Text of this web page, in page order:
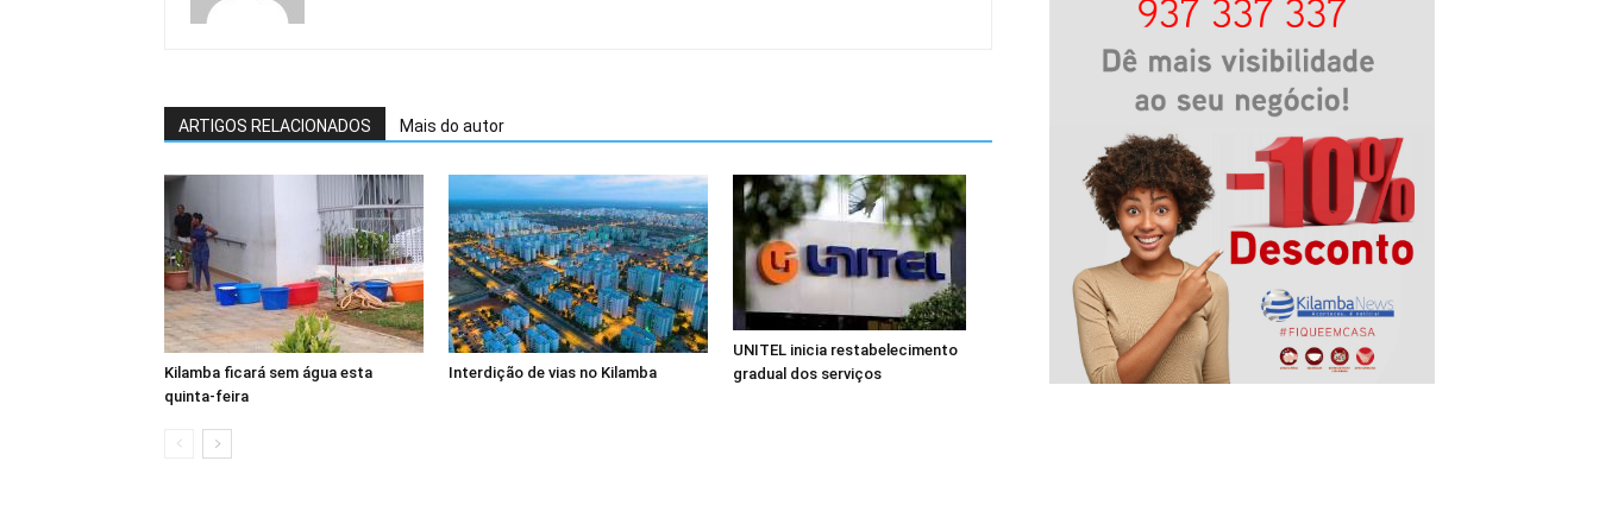
ARTIGOS RELACIONADOS Mais do autor
Kilamba ficará sem água esta
quinta-feira
Interdição de vias no Kilamba
UNITEL inicia restabelecimento
gradual dos serviços